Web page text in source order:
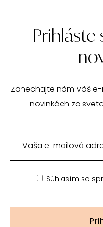
Prihláste
Zanechajte nám Váš
novinkách zo
Súhlasím so